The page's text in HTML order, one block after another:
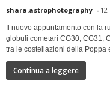
shara.astrophotography - 12
Il nuovo appuntamento con la
globuli cometari CG30, CG31,
tra le costellazioni della Poppa
Continua a leggere